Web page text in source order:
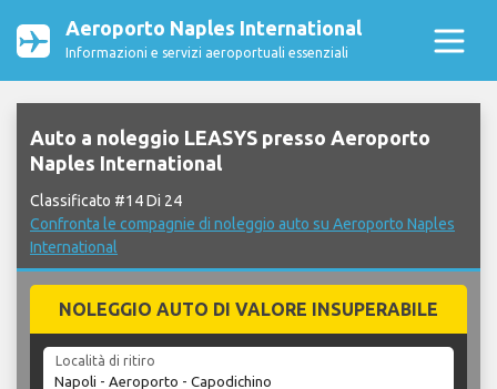
Aeroporto Naples International
Informazioni e servizi aeroportuali essenziali
Auto a noleggio LEASYS presso Aeroporto
Naples International
Classificato #14 Di 24
Confronta le compagnie di noleggio auto su Aeroporto Naples
International
NOLEGGIO AUTO DI VALORE INSUPERABILE
Località di ritiro